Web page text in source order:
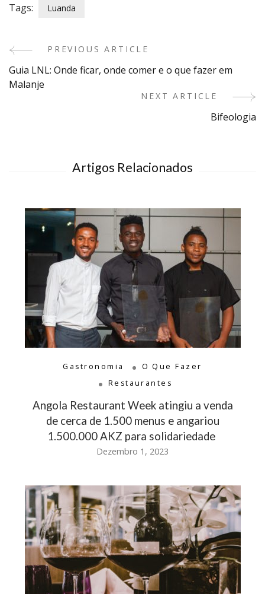
Tags: Luanda
Post
Navigation
PREVIOUS ARTICLE
Guia LNL: Onde ficar, onde comer e o que fazer em
Malanje
NEXT ARTICLE
Bifeologia
Artigos Relacionados
Gastronomia
O Que Fazer
Restaurantes
Angola Restaurant Week atingiu a venda
de cerca de 1.500 menus e angariou
1.500.000 AKZ para solidariedade
Dezembro 1, 2023